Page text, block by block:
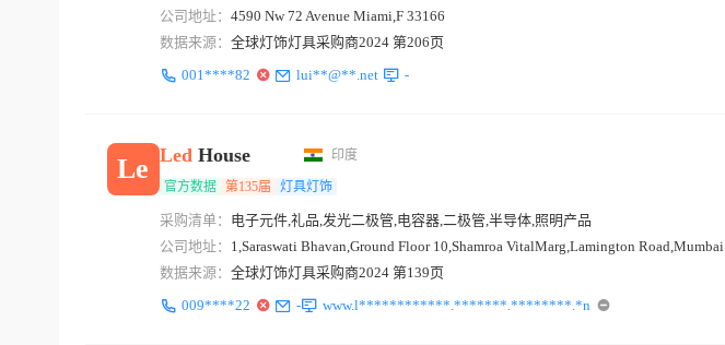
公司地址： 4590 Nw 72 Avenue Miami,F 33166
数据来源： 全球灯饰灯具采购商2024 第206页
001****82
lui**@**.net -
Le LedHouse 印度
官方数据 第135届 灯具灯饰
采购清单： 电子元件,礼品,发光二极管,电容器,二极管,半导体,照明产品
公司地址： 1,Saraswati Bhavan,Ground Floor 10,Shamroa VitalMarg,Lamington Road,Mumbai
数据来源： 全球灯饰灯具采购商2024 第139页
009****22
- www.l************.*******.********.*n